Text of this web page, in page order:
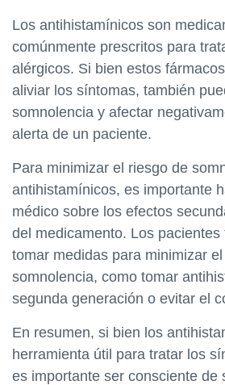
Los antihistamínicos son
comúnmente prescritos para
alérgicos. Si bien estos
aliviar los síntomas, también
somnolencia y afectar
alerta de un paciente.
Para minimizar el riesgo de
antihistamínicos, es importante
médico sobre los efectos
del medicamento. Los pacientes
tomar medidas para minimizar
somnolencia, como tomar
segunda generación o evitar el
En resumen, si bien los
herramienta útil para tratar los
es importante ser consciente de